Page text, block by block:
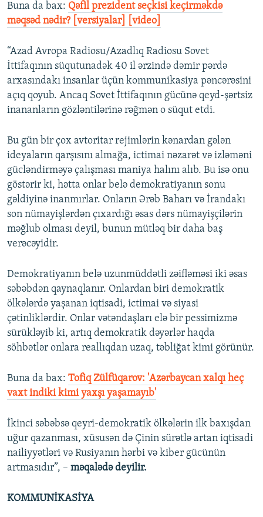
Buna da bax: Qəfil prezident seçkisi keçirməkdə
məqsəd nədir? [versiyalar] [video]
“Azad Avropa Radiosu/Azadlıq Radiosu Sovet
İttifaqının süqutunadək 40 il ərzində dəmir pərdə
arxasındakı insanlar üçün kommunikasiya pəncərəsini
açıq qoyub. Ancaq Sovet İttifaqının gücünə qeyd-şərtsiz
inananların gözləntilərinə rəğmən o süqut etdi.
Bu gün bir çox avtoritar rejimlərin kənardan gələn
ideyaların qarşısını almağa, ictimai nəzarət və izləməni
gücləndirməyə çalışması maniya halını alıb. Bu isə onu
göstərir ki, hətta onlar belə demokratiyanın sonu
gəldiyinə inanmırlar. Onların Ərəb Baharı və İrandakı
son nümayişlərdən çıxardığı əsas dərs nümayişçilərin
məğlub olması deyil, bunun mütləq bir daha baş
verəcəyidir.
Demokratiyanın belə uzunmüddətli zəifləməsi iki əsas
səbəbdən qaynaqlanır. Onlardan biri demokratik
ölkələrdə yaşanan iqtisadi, ictimai və siyasi
çətinliklərdir. Onlar vətəndaşları elə bir pessimizmə
sürükləyib ki, artıq demokratik dəyərlər haqda
söhbətlər onlara reallıqdan uzaq, təbliğat kimi görünür.
Buna da bax: Tofiq Zülfüqarov: 'Azərbaycan xalqı heç
vaxt indiki kimi yaxşı yaşamayıb'
İkinci səbəbsə qeyri-demokratik ölkələrin ilk baxışdan
uğur qazanması, xüsusən də Çinin sürətlə artan iqtisadi
nailiyyətləri və Rusiyanın hərbi və kiber gücünün
artmasıdır”, – məqalədə deyilir.
KOMMUNİKASİYA